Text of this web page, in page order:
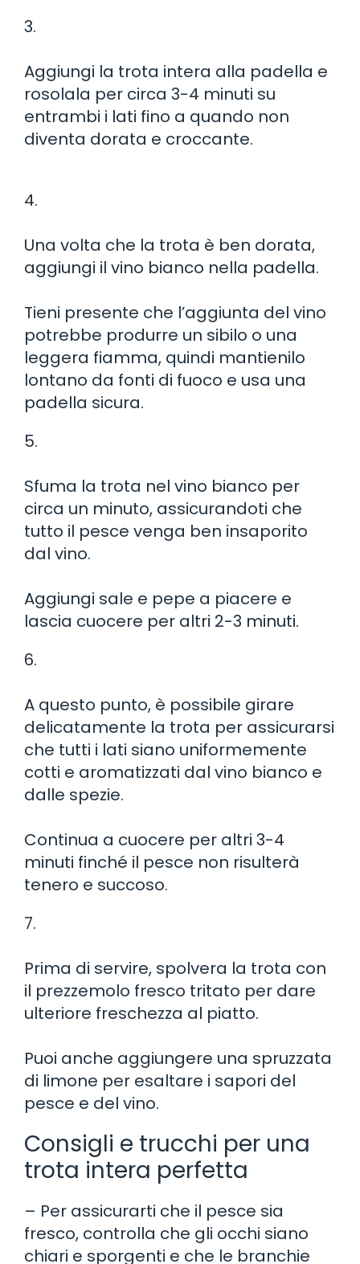
3.
Aggiungi la trota intera alla padella e
rosolala per circa 3-4 minuti su
entrambi i lati fino a quando non
diventa dorata e croccante.
4.
Una volta che la trota è ben dorata,
aggiungi il vino bianco nella padella.
Tieni presente che l’aggiunta del vino
potrebbe produrre un sibilo o una
leggera fiamma, quindi mantienilo
lontano da fonti di fuoco e usa una
padella sicura.
5.
Sfuma la trota nel vino bianco per
circa un minuto, assicurandoti che
tutto il pesce venga ben insaporito
dal vino.
Aggiungi sale e pepe a piacere e
lascia cuocere per altri 2-3 minuti.
6.
A questo punto, è possibile girare
delicatamente la trota per assicurarsi
che tutti i lati siano uniformemente
cotti e aromatizzati dal vino bianco e
dalle spezie.
Continua a cuocere per altri 3-4
minuti finché il pesce non risulterà
tenero e succoso.
7.
Prima di servire, spolvera la trota con
il prezzemolo fresco tritato per dare
ulteriore freschezza al piatto.
Puoi anche aggiungere una spruzzata
di limone per esaltare i sapori del
pesce e del vino.
Consigli e trucchi per una
trota intera perfetta
– Per assicurarti che il pesce sia
fresco, controlla che gli occhi siano
chiari e sporgenti e che le branchie